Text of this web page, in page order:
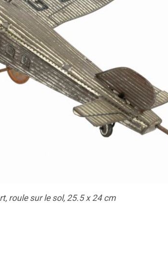
roule sur le sol, 25.5 x 24 cm